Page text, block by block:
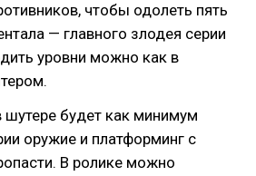
чтобы одолеть пять
— главного злодея серии
уровни можно как в
шутере будет как минимум
оружие и платформинг с
В ролике можно